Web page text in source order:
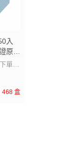
入
原廠
單唷
468 盒